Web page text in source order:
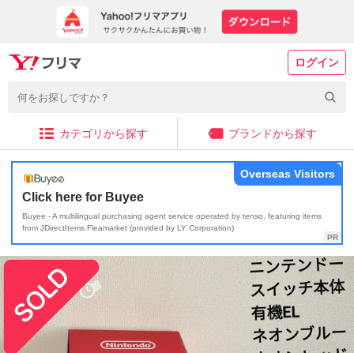
ログイン
カテゴリから探す ブランドから探す
Click here for Buyee
Buyee - A multilingual purchasing agent service operated by tenso, featuring items
from JDirectItems Fleamarket (provided by LY Corporation)
Overseas Visitors